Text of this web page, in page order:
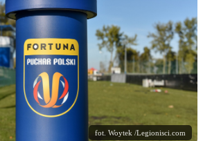
fot. Woytek /Legionisci.com